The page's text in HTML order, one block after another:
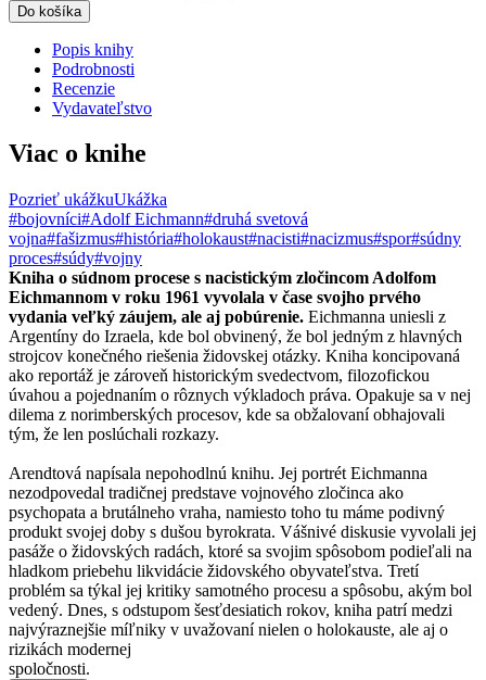
Do košíka
Popis knihy
Podrobnosti
Recenzie
Vydavateľstvo
Viac o knihe
Pozrieť ukážkuUkážka
#bojovníci#Adolf Eichmann#druhá svetová
vojna#fašizmus#história#holokaust#nacisti#nacizmus#spor#súdny
proces#súdy#vojny
Kniha o súdnom procese s nacistickým zločincom Adolfom
Eichmannom v roku 1961 vyvolala v čase svojho prvého
vydania veľký záujem, ale aj pobúrenie. Eichmanna uniesli z
Argentíny do Izraela, kde bol obvinený, že bol jedným z hlavných
strojcov konečného riešenia židovskej otázky. Kniha koncipovaná
ako reportáž je zároveň historickým svedectvom, filozofickou
úvahou a pojednaním o rôznych výkladoch práva. Opakuje sa v nej
dilema z norimberských procesov, kde sa obžalovaní obhajovali
tým, že len poslúchali rozkazy.
Arendtová napísala nepohodlnú knihu. Jej portrét Eichmanna
nezodpovedal tradičnej predstave vojnového zločinca ako
psychopata a brutálneho vraha, namiesto toho tu máme podivný
produkt svojej doby s dušou byrokrata. Vášnivé diskusie vyvolali jej
pasáže o židovských radách, ktoré sa svojim spôsobom podieľali na
hladkom priebehu likvidácie židovského obyvateľstva. Tretí
problém sa týkal jej kritiky samotného procesu a spôsobu, akým bol
vedený. Dnes, s odstupom šesťdesiatich rokov, kniha patrí medzi
najvýraznejšie míľniky v uvažovaní nielen o holokauste, ale aj o
rizikách modernej
spoločnosti.